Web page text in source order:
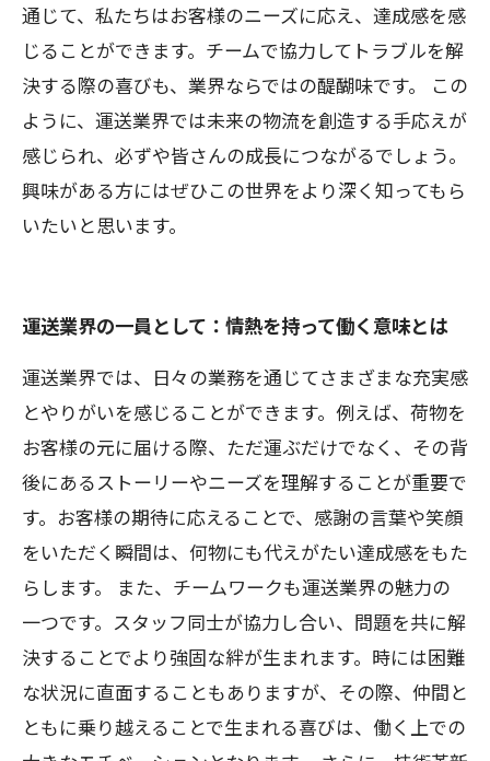
通じて、私たちはお客様のニーズに応え、達成感を感
じることができます。チームで協力してトラブルを解
決する際の喜びも、業界ならではの醍醐味です。 この
ように、運送業界では未来の物流を創造する手応えが
感じられ、必ずや皆さんの成長につながるでしょう。
興味がある方にはぜひこの世界をより深く知ってもら
いたいと思います。
運送業界の一員として：情熱を持って働く意味とは
運送業界では、日々の業務を通じてさまざまな充実感
とやりがいを感じることができます。例えば、荷物を
お客様の元に届ける際、ただ運ぶだけでなく、その背
後にあるストーリーやニーズを理解することが重要で
す。お客様の期待に応えることで、感謝の言葉や笑顔
をいただく瞬間は、何物にも代えがたい達成感をもた
らします。 また、チームワークも運送業界の魅力の
一つです。スタッフ同士が協力し合い、問題を共に解
決することでより強固な絆が生まれます。時には困難
な状況に直面することもありますが、その際、仲間と
ともに乗り越えることで生まれる喜びは、働く上での